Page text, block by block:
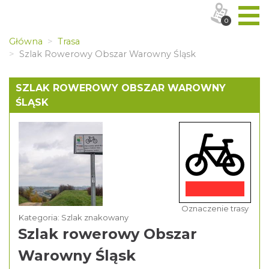
Główna
Trasa
Szlak Rowerowy Obszar Warowny Śląsk
SZLAK ROWEROWY OBSZAR WAROWNY
ŚLĄSK
Kategoria: Szlak znakowany
Szlak rowerowy Obszar
Warowny Śląsk
Oznaczenie trasy
0